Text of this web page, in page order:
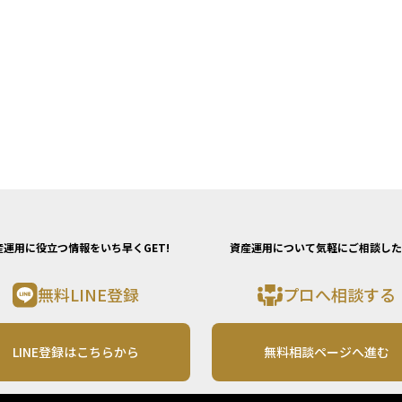
運用に役立つ情報をいち早くGET!
無料LINE登録
LINE登録はこちらから
資産運用について気軽にご相談し
プロへ相談する
無料相談ページへ進む